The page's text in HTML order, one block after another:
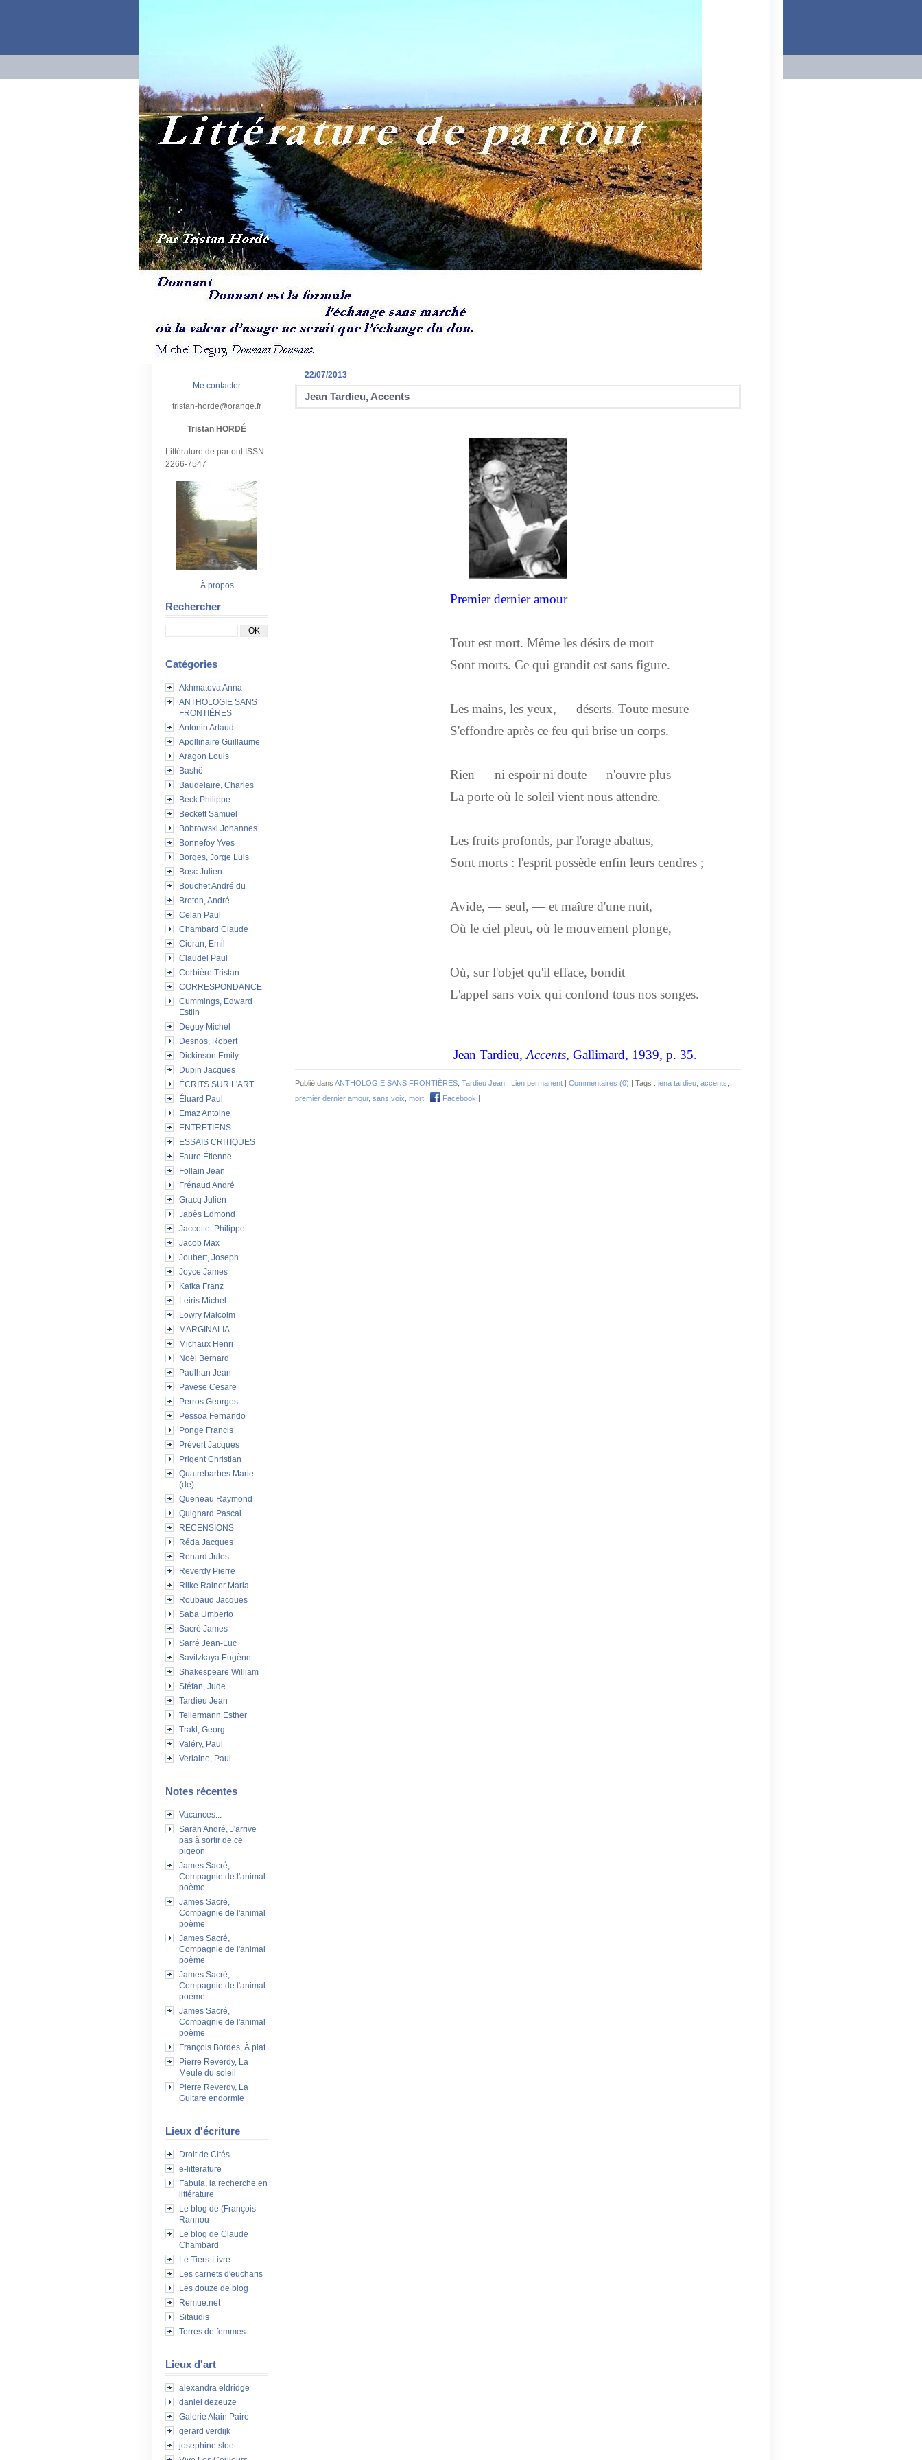
Me contacter
tristan-horde@orange.fr
Tristan HORDÉ
Littérature de partout ISSN :
2266-7547
À propos
Rechercher
Catégories
Akhmatova Anna
ANTHOLOGIE SANS
FRONTIÈRES
Antonin Artaud
Apollinaire Guillaume
Aragon Louis
Bashô
Baudelaire, Charles
Beck Philippe
Beckett Samuel
Bobrowski Johannes
Bonnefoy Yves
Borges, Jorge Luis
Bosc Julien
Bouchet André du
Breton, André
Celan Paul
Chambard Claude
Cioran, Emil
Claudel Paul
Corbière Tristan
CORRESPONDANCE
Cummings, Edward
Estlin
Deguy Michel
Desnos, Robert
Dickinson Emily
Dupin Jacques
ÉCRITS SUR L'ART
Éluard Paul
Emaz Antoine
ENTRETIENS
ESSAIS CRITIQUES
Faure Étienne
Follain Jean
Frénaud André
Gracq Julien
Jabès Edmond
Jaccottet Philippe
Jacob Max
Joubert, Joseph
Joyce James
Kafka Franz
Leiris Michel
Lowry Malcolm
MARGINALIA
Michaux Henri
Noël Bernard
Paulhan Jean
Pavese Cesare
Perros Georges
Pessoa Fernando
Ponge Francis
Prévert Jacques
Prigent Christian
Quatrebarbes Marie
(de)
Queneau Raymond
Quignard Pascal
RECENSIONS
Réda Jacques
Renard Jules
Reverdy Pierre
Rilke Rainer Maria
Roubaud Jacques
Saba Umberto
Sacré James
Sarré Jean-Luc
Savitzkaya Eugène
Shakespeare William
Stéfan, Jude
Tardieu Jean
Tellermann Esther
Trakl, Georg
Valéry, Paul
Verlaine, Paul
Notes récentes
Vacances...
Sarah André, J'arrive
pas à sortir de ce
pigeon
James Sacré,
Compagnie de l'animal
poème
James Sacré,
Compagnie de l'animal
poème
James Sacré,
Compagnie de l'animal
poème
James Sacré,
Compagnie de l'animal
poème
James Sacré,
Compagnie de l'animal
poème
François Bordes, À plat
Pierre Reverdy, La
Meule du soleil
Pierre Reverdy, La
Guitare endormie
Lieux d'écriture
Droit de Cités
e-litterature
Fabula, la recherche en
littérature
Le blog de (François
Rannou
Le blog de Claude
Chambard
Le Tiers-Livre
Les carnets d'eucharis
Les douze de blog
Remue.net
Sitaudis
Terres de femmes
Lieux d'art
alexandra eldridge
daniel dezeuze
Galerie Alain Paire
gerard verdijk
josephine sloet
22/07/2013
Jean Tardieu, Accents
Premier dernier amour
Tout est mort. Même les désirs de mort
Sont morts. Ce qui grandit est sans figure.
Les mains, les yeux, — déserts. Toute mesure
S'effondre après ce feu qui brise un corps.
Rien — ni espoir ni doute — n'ouvre plus
La porte où le soleil vient nous attendre.
Les fruits profonds, par l'orage abattus,
Sont morts : l'esprit possède enfin leurs cendres ;
Avide, — seul, — et maître d'une nuit,
Où le ciel pleut, où le mouvement plonge,
Où, sur l'objet qu'il efface, bondit
L'appel sans voix qui confond tous nos songes.
Jean Tardieu, Accents, Gallimard, 1939, p. 35.
Publié dans ANTHOLOGIE SANS FRONTIÈRES Tardieu Jean | Lien permanent | Commentaires (0) | Tags : jena tardieu accents
premier dernier amour, sans voix mort | Facebook |